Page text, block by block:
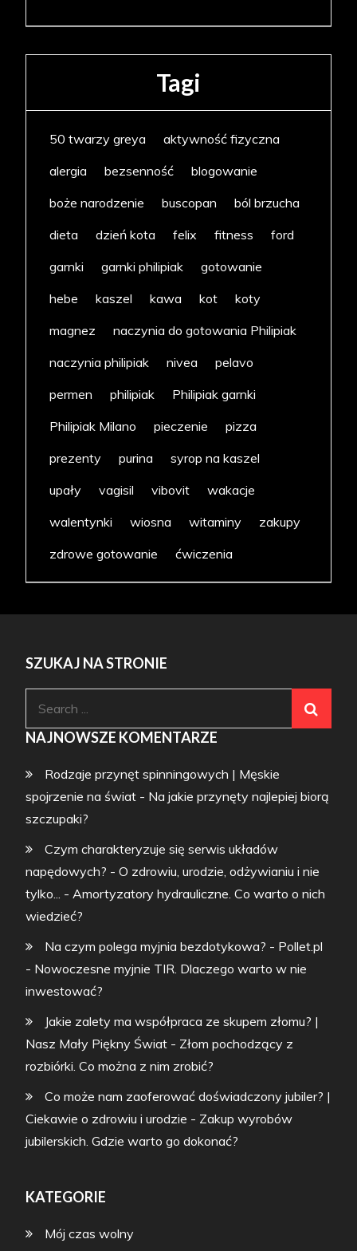
Tagi
50 twarzy greya
aktywność fizyczna
alergia
bezsenność
blogowanie
boże narodzenie
buscopan
ból brzucha
dieta
dzień kota felix fitness
ford
garnki
garnki philipiak
gotowanie
hebe
kaszel kawa kot
koty
magnez
naczynia do gotowania Philipiak
naczynia philipiak
nivea
pelavo
permen
philipiak
Philipiak garnki
Philipiak Milano
pieczenie
pizza
prezenty
purina
syrop na kaszel
upały
vagisil vibovit
wakacje
walentynki
wiosna witaminy
zakupy
zdrowe gotowanie
ćwiczenia
SZUKAJ NA STRONIE
NAJNOWSZE KOMENTARZE
Rodzaje przynęt spinningowych | Męskie
spojrzenie na świat - Na jakie przynęty najlepiej biorą
szczupaki?
Czym charakteryzuje się serwis układów
napędowych? - O zdrowiu, urodzie, odżywianiu i nie
tylko... -Amortyzatory hydrauliczne. Co warto o nich
wiedzieć?
Na czym polega myjnia bezdotykowa? - Pollet.pl
- Nowoczesne myjnie TIR. Dlaczego warto w nie
inwestować?
Jakie zalety ma współpraca ze skupem złomu? |
Nasz Mały Piękny Świat - Złom pochodzący z
rozbiórki. Co można z nim zrobić?
Co może nam zaoferować doświadczony jubiler? |
Ciekawie o zdrowiu i urodzie - Zakup wyrobów
jubilerskich. Gdzie warto go dokonać?
KATEGORIE
Mój czas wolny